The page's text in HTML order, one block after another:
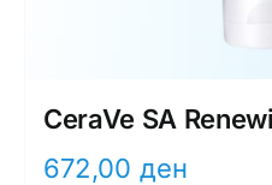
CeraVe SA
672,00 ден